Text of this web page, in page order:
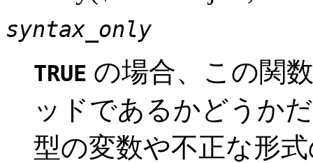
syntax_only
TRUE の場合、この関
ッドであるかどうか
型の変数や不正な形